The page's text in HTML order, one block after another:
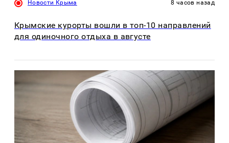
Новости Крыма 8 часов назад
Крымские курорты вошли в топ-10 направлений
для одиночного отдыха в августе